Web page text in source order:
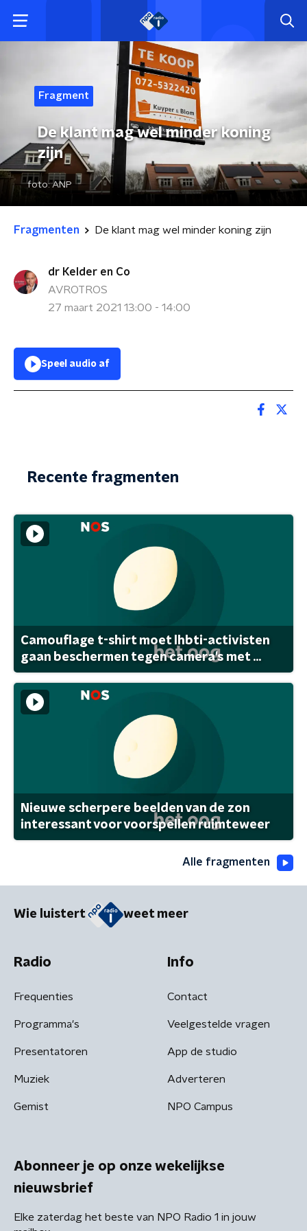
Fragment
De klant mag wel minder koning
zijn
foto:ANP
Fragmenten De klant mag wel minder koning zijn
dr Kelder en Co
AVROTROS
27 maart 2021 13:00 - 14:00
Speel audio af
Recente fragmenten
Camouflage t-shirt moet lhbti-activisten
gaan beschermen tegen camera's met ...
Nieuwe scherpere beelden van de zon
interessant voor voorspellen ruimteweer
Alle fragmenten
Wie luistert weet meer
Radio
Frequenties
Programma's
Presentatoren
Muziek
Gemist
Info
Contact
Veelgestelde vragen
App de studio
Adverteren
NPO Campus
Abonneer je op onze wekelijkse
nieuwsbrief
Elke zaterdag het beste van NPO Radio 1 in jouw